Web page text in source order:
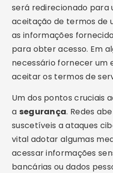
será redirecionado para
aceitação de termos de
as informações
para obter acesso. Em
necessário fornecer um
aceitar os termos de
Um dos pontos cruciais
a segurança. Redes
suscetíveis a ataques
vital adotar algumas
acessar informações
bancárias ou dados